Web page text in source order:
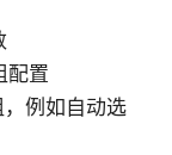
配置
例如自动选